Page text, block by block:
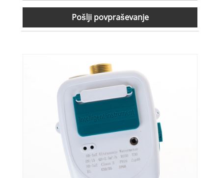
Pošlji povpraševanje